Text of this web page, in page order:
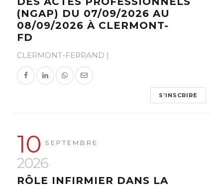
(NGAP) DU 07/09/2026 AU
08/09/2026 À CLERMONT-
FD
CLERMONT-FERRAND |
S’INSCRIRE
10 SEPTEMBRE
2026
RÔLE INFIRMIER DANS LA